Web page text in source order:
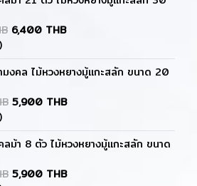
6,400 THB
มงคล ไม้หวงหยางมู้แกะสลัก ขนาด 20
5,900 THB
ม้า 8 ตัว ไม้หวงหยางมู้แกะสลัก ขนาด
5,900 THB